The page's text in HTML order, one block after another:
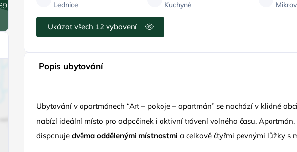
m/s
Lednice Kuchyně
Ukázat všech 12 vybavení
Popis ubytování
Ubytování v apartmánech “Art – pokoje – apartmán” se nachází v klidné
nabízí ideální místo pro odpočinek i aktivní trávení volného času. Apartmán,
disponujedvěma oddělenými místnostmi a celkově čtyřmi pevnými lůžky s